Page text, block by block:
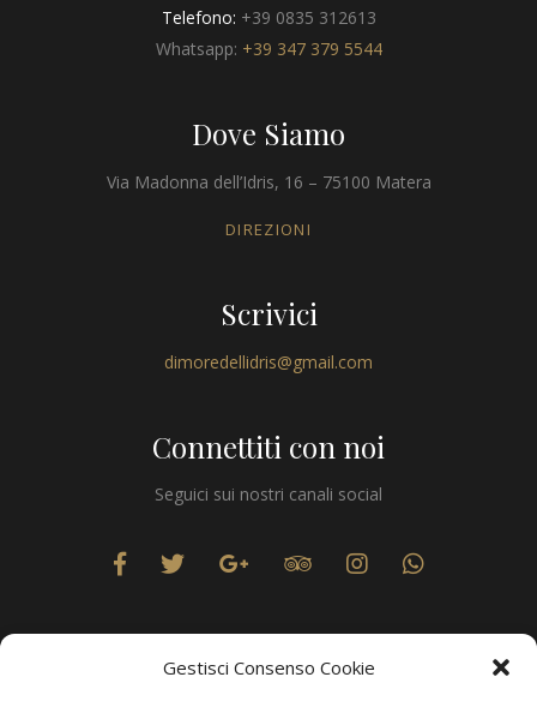
Gestisci Consenso Cookie
Telefono: +39 0835 312613
Whatsapp: +39 347 379 5544
Dove Siamo
Via Madonna dell’Idris, 16 – 75100 Matera
DIREZIONI
Scrivici
dimoredellidris@gmail.com
Connettiti con noi
Seguici sui nostri canali social